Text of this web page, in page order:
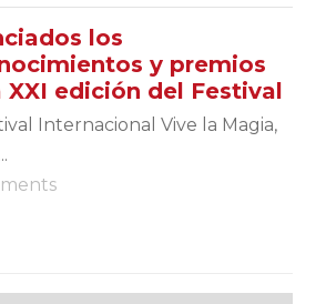
los
y premios
XXI edición del Festival
Internacional Vive la Magia,